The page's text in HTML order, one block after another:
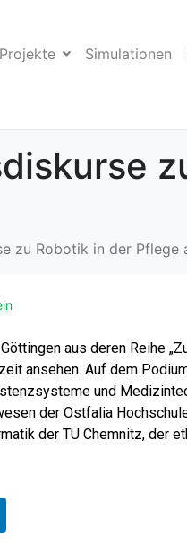
Projekte Simulationen
zu Robotik in der Pflege
aus deren Reihe
ansehen. Auf dem
und
der Ostfalia
der TU Chemnitz, der